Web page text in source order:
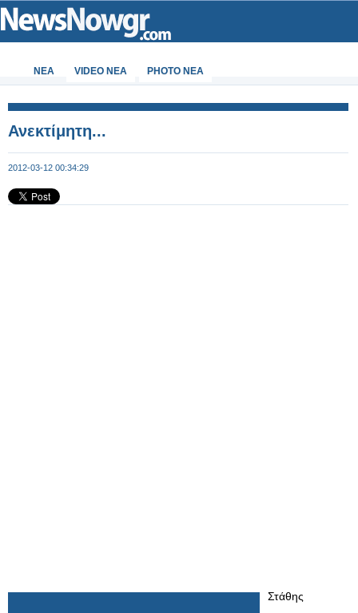
ΝΕΑ VIDEO NEA PHOTO NEA
Ανεκτίμητη...
2012-03-12 00:34:29
Στάθης